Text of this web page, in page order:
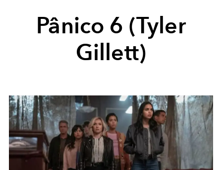
Pânico 6 (Tyler
Gillett)